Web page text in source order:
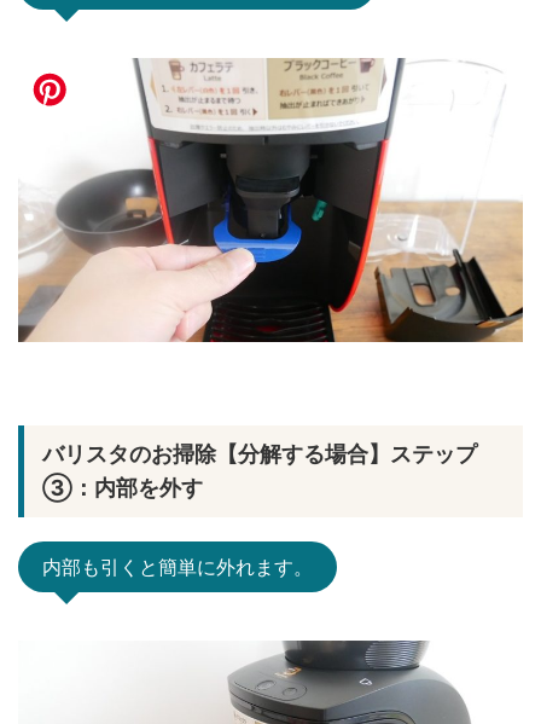
バリスタのお掃除【分解する場合】ステップ
③：内部を外す
内部も引くと簡単に外れます。